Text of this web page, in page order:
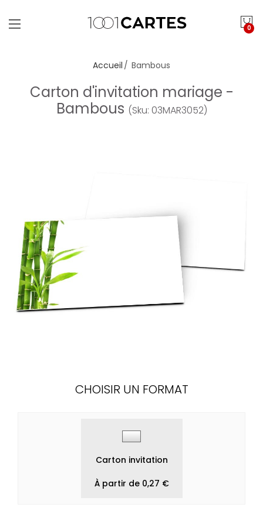
0
Accueil Bambous
Carton d'invitation mariage -
Bambous (Sku: 03MAR3052)
CHOISIR UN FORMAT
Carton invitation
À partir de 0,27 €